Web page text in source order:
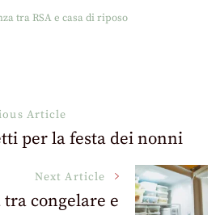
tra RSA e casa di riposo
Article
per la festa dei nonni
Next Article
congelare e